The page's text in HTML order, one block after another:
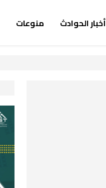
أخبار الحوادث منوعات